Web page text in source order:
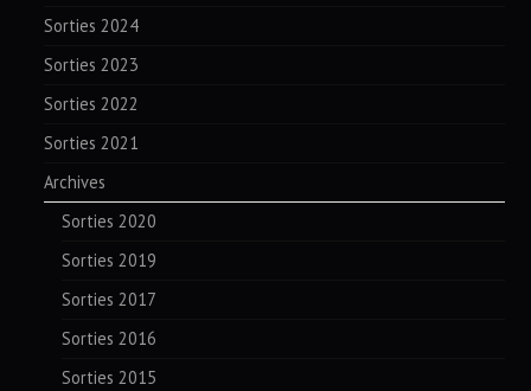
Sorties 2024
Sorties 2023
Sorties 2022
Sorties 2021
Archives
Sorties 2020
Sorties 2019
Sorties 2017
Sorties 2016
Sorties 2015